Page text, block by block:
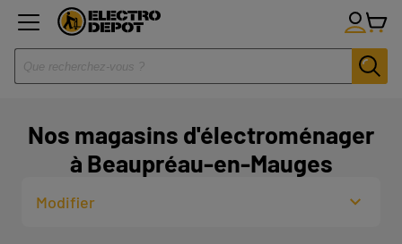
Nos magasins d'électroménager
à Beaupréau-en-Mauges
Modifier